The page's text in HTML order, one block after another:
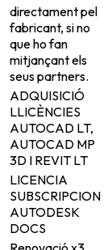
directament pel
fabricant, si no
que ho fan
mitjançant els
seus partners.
ADQUISICIÓ
LLICÈNCIES
AUTOCAD LT,
AUTOCAD MP
3D I REVIT LT
LICENCIA
SUBSCRIPCION
AUTODESK
DOCS